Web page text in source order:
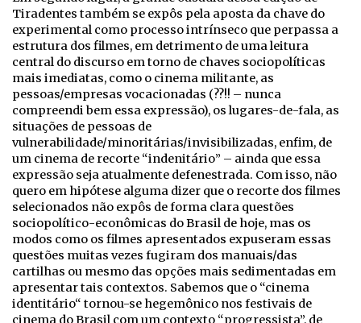
Tiradentes também se expôs pela aposta da chave do
experimental como processo intrínseco que perpassa a
estrutura dos filmes, em detrimento de uma leitura
central do discurso em torno de chaves sociopolíticas
mais imediatas, como o cinema militante, as
pessoas/empresas vocacionadas (??!! – nunca
compreendi bem essa expressão), os lugares-de-fala, as
situações de pessoas de
vulnerabilidade/minoritárias/invisibilizadas, enfim, de
um cinema de recorte “indenitário” – ainda que essa
expressão seja atualmente defenestrada. Com isso, não
quero em hipótese alguma dizer que o recorte dos filmes
selecionados não expôs de forma clara questões
sociopolítico-econômicas do Brasil de hoje, mas os
modos como os filmes apresentados expuseram essas
questões muitas vezes fugiram dos manuais/das
cartilhas ou mesmo das opções mais sedimentadas em
apresentar tais contextos. Sabemos que o “cinema
identitário“ tornou-se hegemônico nos festivais de
cinema do Brasil com um contexto “progressista”, de